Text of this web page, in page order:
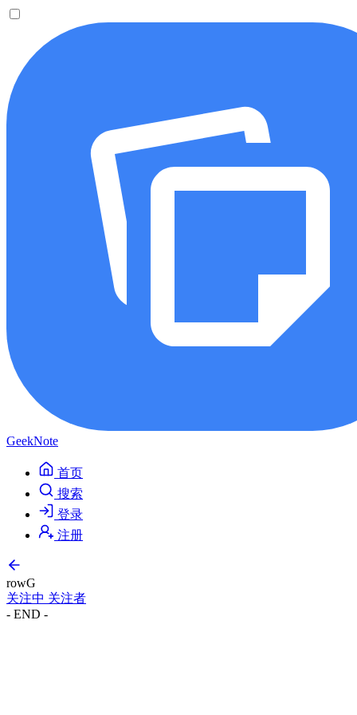
GeekNote
首页
搜索
登录
注册
rowG
关注中 关注者
- END -